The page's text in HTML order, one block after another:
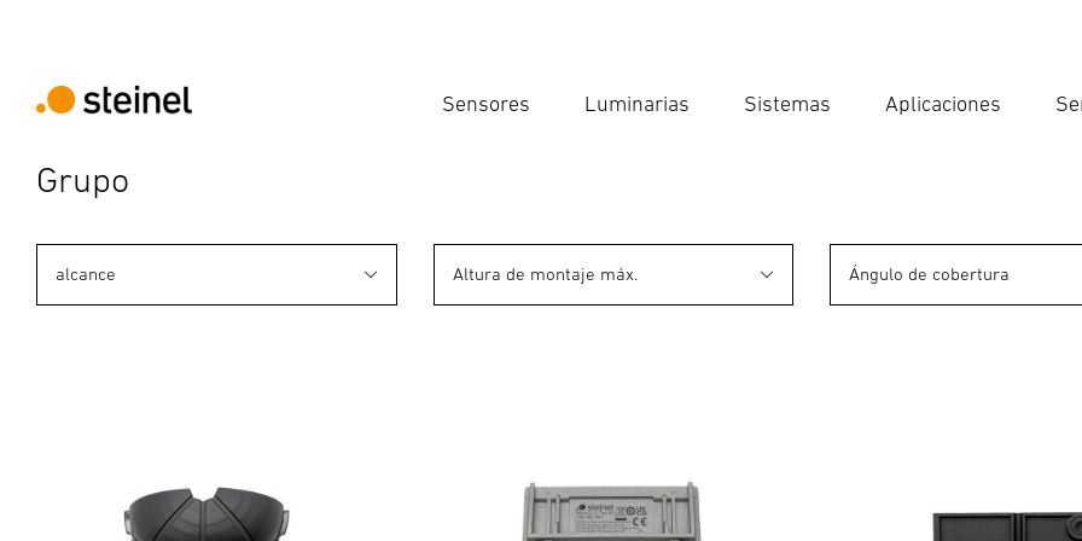
Sensores Luminarias Sistemas Aplicaciones
Grupo
alcance Altura de montaje máx. Ángulo de cobertura